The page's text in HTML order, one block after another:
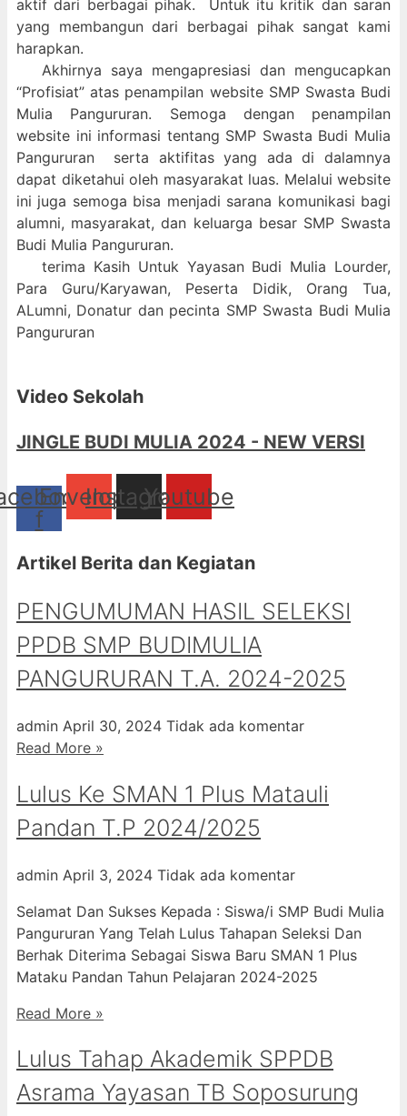
aktif dari berbagai pihak. Untuk itu kritik dan saran
yang membangun dari berbagai pihak sangat kami
harapkan.
Akhirnya saya mengapresiasi dan mengucapkan
“Profisiat” atas penampilan website SMP Swasta Budi
Mulia Pangururan. Semoga dengan penampilan
website ini informasi tentang SMP Swasta Budi Mulia
Pangururan serta aktifitas yang ada di dalamnya
dapat diketahui oleh masyarakat luas. Melalui website
ini juga semoga bisa menjadi sarana komunikasi bagi
alumni, masyarakat, dan keluarga besar SMP Swasta
Budi Mulia Pangururan.
terima Kasih Untuk Yayasan Budi Mulia Lourder,
Para Guru/Karyawan, Peserta Didik, Orang Tua,
ALumni, Donatur dan pecinta SMP Swasta Budi Mulia
Pangururan
Video Sekolah
JINGLE BUDI MULIA 2024 - NEW VERSI
f
Envelope
Instagram
Youtube
Artikel Berita dan Kegiatan
PENGUMUMAN HASIL SELEKSI
PPDB SMP BUDIMULIA
PANGURURAN T.A. 2024-2025
admin April 30, 2024 Tidak ada komentar
Read More »
Lulus Ke SMAN 1 Plus Matauli
Pandan T.P 2024/2025
admin April 3, 2024 Tidak ada komentar
Selamat Dan Sukses Kepada : Siswa/i SMP Budi Mulia
Pangururan Yang Telah Lulus Tahapan Seleksi Dan
Berhak Diterima Sebagai Siswa Baru SMAN 1 Plus
Mataku Pandan Tahun Pelajaran 2024-2025
Read More »
Lulus Tahap Akademik SPPDB
Asrama Yayasan TB Soposurung